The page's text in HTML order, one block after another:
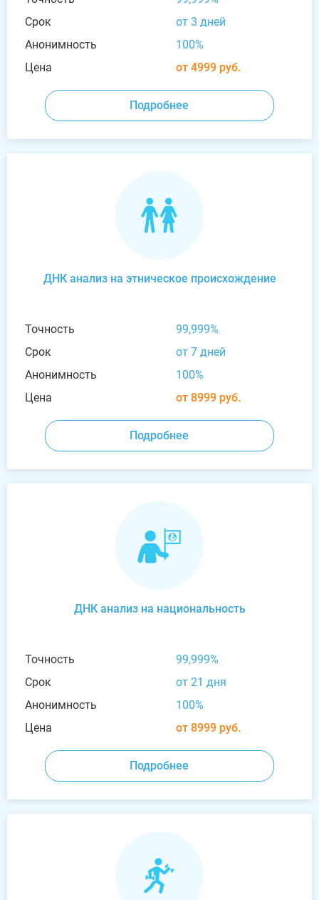
Срок
от 3 дней
Анонимность
100%
Цена
от 4999 руб.
Подробнее
ДНК анализ на этническое происхождение
Точность
99,999%
Срок
от 7 дней
Анонимность
100%
Цена
от 8999 руб.
Подробнее
ДНК анализ на национальность
Точность
99,999%
Срок
от 21 дня
Анонимность
100%
Цена
от 8999 руб.
Подробнее